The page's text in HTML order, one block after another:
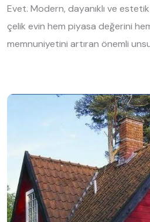
Evet. Modern, dayanıklı ve
çelik evin hem piyasa değerini
memnuniyetini artıran önemli